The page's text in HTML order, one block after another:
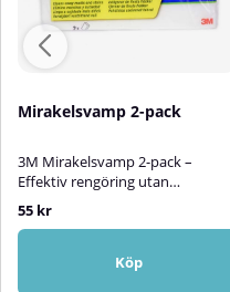
Mirakelsvamp 2-pack
3M Mirakelsvamp 2-pack –
Effektiv rengöring utan
kemikalier3M Mirakelsvamp är en
praktisk och skonsam
rengöringssvamp som effektivt
tar bort svåra fläckar – helt utan
55 kr
Köp